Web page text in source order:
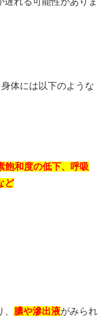
体には以下のような
飽和度の低下、呼吸
ど
膿や滲出液がみられ